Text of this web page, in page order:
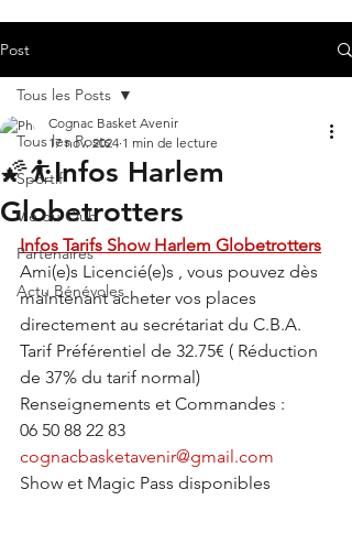
Post
Tous les Posts
Sportif
Vie du Club
Partenaires
Actu Bénévoles
Tous les Posts
🌠⛹️Infos Harlem
Globetrotters
Cognac Basket Avenir
17 nov. 2024 1 min de lecture
Infos Tarifs Show Harlem Globetrotters
Ami(e)s Licencié(e)s , vous pouvez dès
maintenant acheter vos places
directement au secrétariat du C.B.A.
Tarif Préférentiel de 32.75€ ( Réduction
de 37% du tarif normal)
Renseignements et Commandes :
06 50 88 22 83
cognacbasketavenir@gmail.com
Show et Magic Pass disponibles